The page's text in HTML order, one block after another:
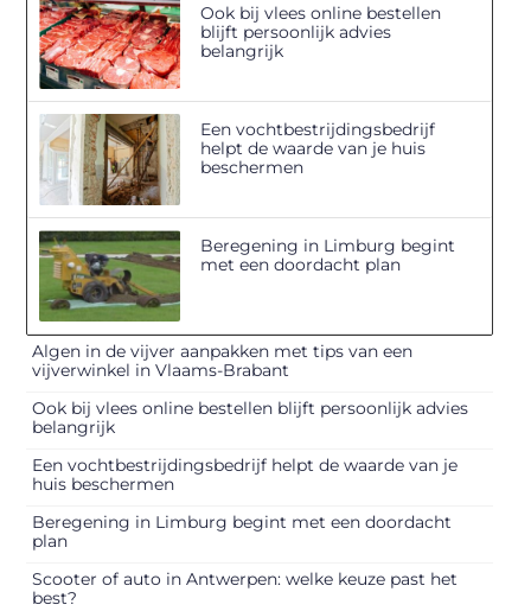
Ook bij vlees online bestellen
blijft persoonlijk advies
belangrijk
Een vochtbestrijdingsbedrijf
helpt de waarde van je huis
beschermen
Beregening in Limburg begint
met een doordacht plan
Algen in de vijver aanpakken met tips van een
vijverwinkel in Vlaams-Brabant
Ook bij vlees online bestellen blijft persoonlijk advies
belangrijk
Een vochtbestrijdingsbedrijf helpt de waarde van je
huis beschermen
Beregening in Limburg begint met een doordacht
plan
Scooter of auto in Antwerpen: welke keuze past het
best?